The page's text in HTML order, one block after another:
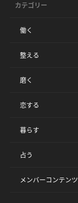
カテゴリー
働く
整える
磨く
恋する
暮らす
占う
メンバーコンテンツ